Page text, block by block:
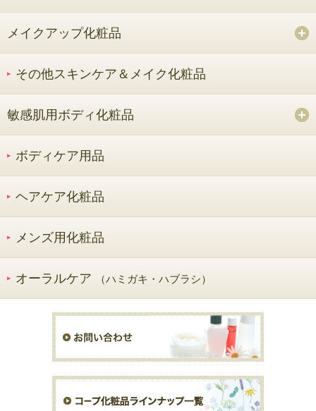
メイクアップ化粧品
その他スキンケア＆メイク化粧品
敏感肌用ボディ化粧品
ボディケア用品
ヘアケア化粧品
メンズ用化粧品
オーラルケア （ハミガキ・ハブラシ）